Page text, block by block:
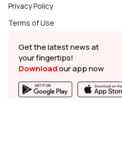
Privacy Policy
Terms of Use
Get the latest news at
your fingertips!
Downloadour app now